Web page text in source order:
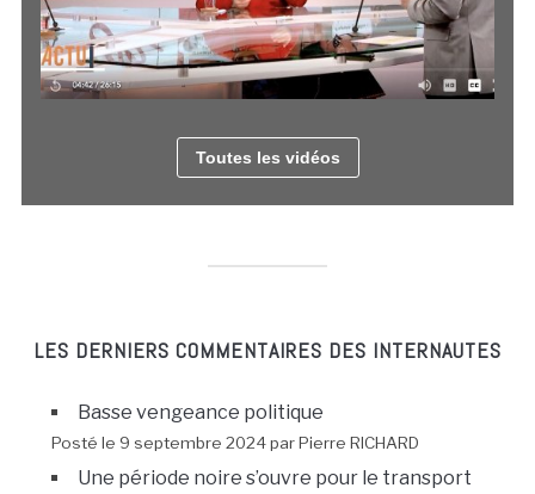
Toutes les vidéos
LES DERNIERS COMMENTAIRES DES INTERNAUTES
Basse vengeance politique
Posté le 9 septembre 2024 par Pierre RICHARD
Une période noire s’ouvre pour le transport